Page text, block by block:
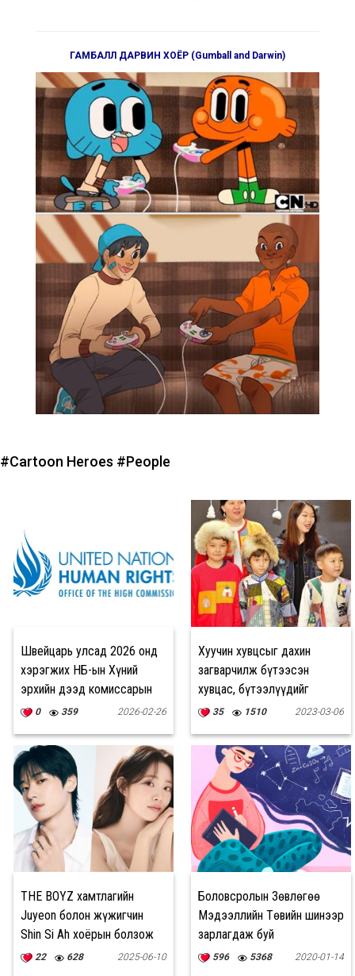
ГАМБАЛЛ ДАРВИН ХОЁР (Gumball and Darwin)
#Cartoon Heroes #People
Швейцарь улсад 2026 онд
хэрэгжих НҮБ-ын Хүний
эрхийн дээд комиссарын
газрын хүмүүнлэгийн
0 359 2026-02-26
Хуучин хувцсыг дахин
загварчилж бүтээсэн
хувцас, бүтээлүүдийг
танилцуулна
35 1510 2023-03-06
THE BOYZ хамтлагийн
Juyeon болон жүжигчин
Shin Si Ah хоёрын болзож
байгаа гэх цуурхлыг
22 628 2025-06-10
Боловсролын Зөвлөгөө
Мэдээллийн Төвийн шинээр
зарлагдаж буй
хөтөлбөрүүд
596 5368 2020-01-14